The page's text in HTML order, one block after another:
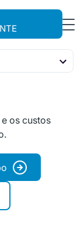
os custos